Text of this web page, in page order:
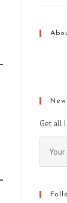
Get all